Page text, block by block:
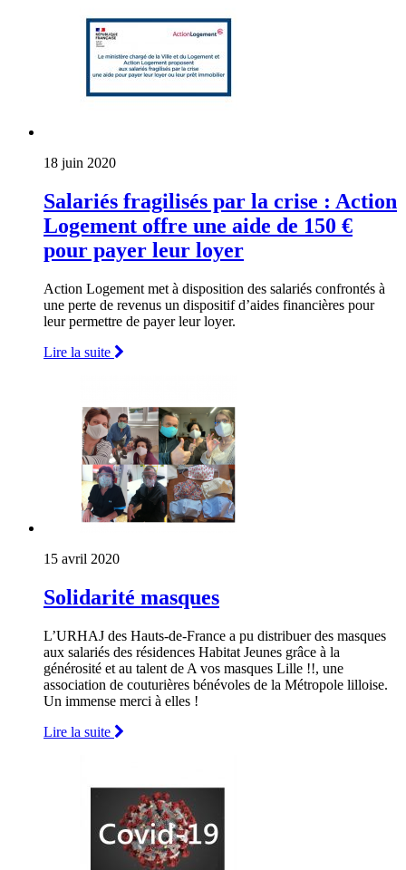
18 juin 2020
Salariés fragilisés par la crise : Action
Logement offre une aide de 150 €
pour payer leur loyer
Action Logement met à disposition des salariés confrontés à
une perte de revenus un dispositif d’aides financières pour
leur permettre de payer leur loyer.
Lire la suite
15 avril 2020
Solidarité masques
L’URHAJ des Hauts-de-France a pu distribuer des masques
aux salariés des résidences Habitat Jeunes grâce à la
générosité et au talent de A vos masques Lille !!, une
association de couturières bénévoles de la Métropole lilloise.
Un immense merci à elles !
Lire la suite